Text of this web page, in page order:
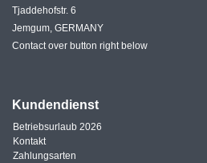
Tjaddehofstr. 6
Jemgum, GERMANY
Contact over button right below
Kundendienst
Betriebsurlaub 2026
Kontakt
Zahlungsarten